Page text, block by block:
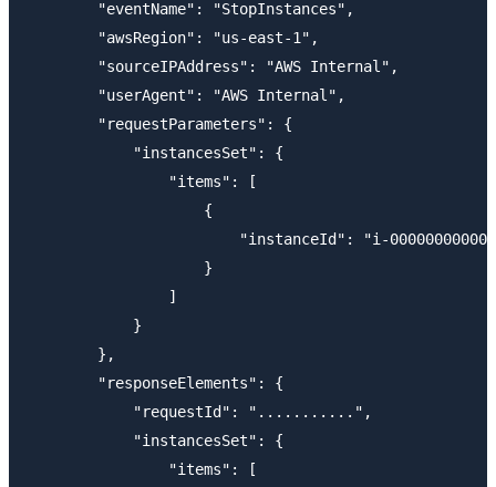
        "eventName": "StopInstances",
        "awsRegion": "us-east-1",
        "sourceIPAddress": "AWS Internal",
        "userAgent": "AWS Internal",
        "requestParameters": {
            "instancesSet": {
                "items": [
                    {
"instanceId": "i-
                    }
                ]
            }
        },
        "responseElements": {
            "requestId": "...........",
            "instancesSet": {
                "items": [